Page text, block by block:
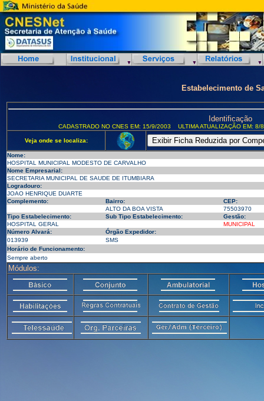
Estabelecimento de
Identificação
CADASTRADO NO CNES EM: 15/9/2003 ULTIMA ATUALIZAÇÃO EM:
Veja onde se localiza:
Nome:
HOSPITAL MUNICIPAL MODESTO DE CARVALHO
Nome Empresarial:
SECRETARIA MUNICIPAL DE SAUDE DE ITUMBIARA
Logradouro:
JOAO HENRIQUE DUARTE
Complemento:
Bairro:
CEP:
ALTO DA BOA VISTA
75503970
Tipo Estabelecimento:
Sub Tipo Estabelecimento:
Gestão:
HOSPITAL GERAL
MUNICIPAL
Número Alvará:
Órgão Expedidor:
013939
SMS
Horário de Funcionamento:
Sempre aberto
Módulos: